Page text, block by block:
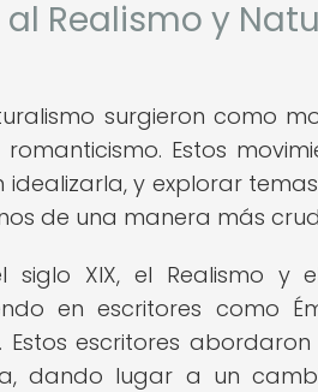
Realismo y
surgieron como
Estos
idealizarla, y explorar
de una manera más
XIX, el Realismo y
en escritores como
Estos escritores
dando lugar a un